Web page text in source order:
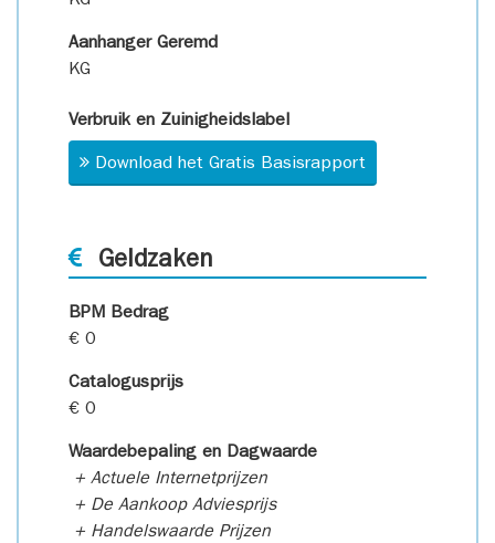
Aanhanger Geremd
KG
Verbruik en Zuinigheidslabel
Download het Gratis Basisrapport
Geldzaken
BPM Bedrag
€ 0
Catalogusprijs
€ 0
Waardebepaling en Dagwaarde
+ Actuele Internetprijzen
+ De Aankoop Adviesprijs
+ Handelswaarde Prijzen